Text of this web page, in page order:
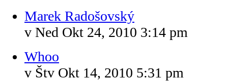
Marek Radošovský
v Ned Okt 24, 2010 3:14 pm
Whoo
v Štv Okt 14, 2010 5:31 pm